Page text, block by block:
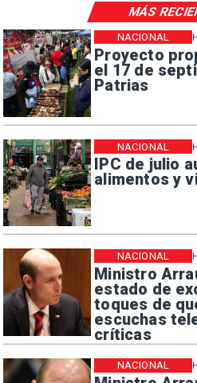
Proyecto
el 17 de
Patrias
NACIONAL
IPC de julio
alimentos y
NACIONAL
Ministro
estado de
toques de
escuchas
críticas
NACIONAL
NACIONAL
MÁS